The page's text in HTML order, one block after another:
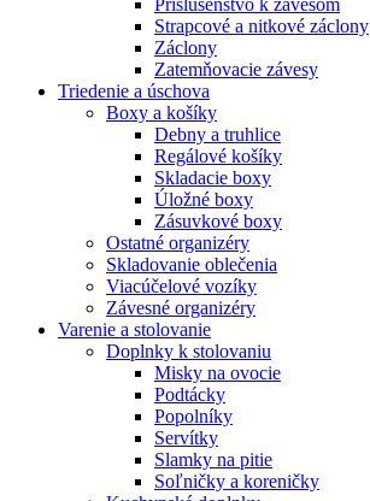
Strapcové a nitkové záclony
Záclony
Zatemňovacie závesy
Triedenie a úschova
Boxy a košíky
Debny a truhlice
Regálové košíky
Skladacie boxy
Úložné boxy
Zásuvkové boxy
Ostatné organizéry
Skladovanie oblečenia
Viacúčelové vozíky
Závesné organizéry
Varenie a stolovanie
Doplnky k stolovaniu
Misky na ovocie
Podtácky
Popolníky
Servítky
Slamky na pitie
Soľničky a koreničky